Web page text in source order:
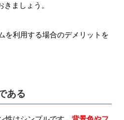
ましょう。
を利用する場合のデメリットを
ある